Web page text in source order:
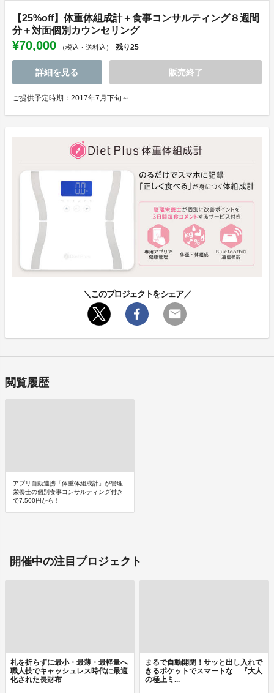
【25%off】体重体組成計＋食事コンサルティング８週間
分＋対面個別カウンセリング
¥70,000 （税込・送料込） 残り25
詳細を見る 販売終了
ご提供予定時期：2017年7月下旬～
＼このプロジェクトをシェア／
閲覧履歴
アプリ自動連携「体重体組成計」が管理
栄養士の個別食事コンサルティング付き
で7,500円から！
開催中の注目プロジェクト
札を折らずに最小・最薄・最軽量へ
職人技でキャッシュレス時代に最適
化された長財布
まるで自動開閉！サッと出し入れで
きるポケットでスマートな 『大人
の極上ミ...